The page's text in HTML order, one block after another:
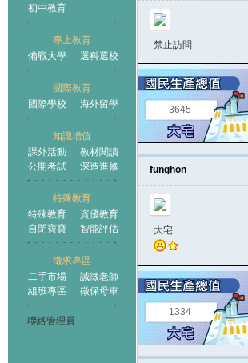
初中教育
專上教育
備戰大學
選科選校
國際教育
國際學校
海外留學
知識增值
課外活動
教材閱讀
公開考試
深造進修
特殊教育
特殊教育
資優教育
自閉寶寶
智能評估
徵求專區
二手市場
誠徵老師
組班專區
徵保母車
聯絡管理員
禁止訪問
3645
funghon
大宅
1334